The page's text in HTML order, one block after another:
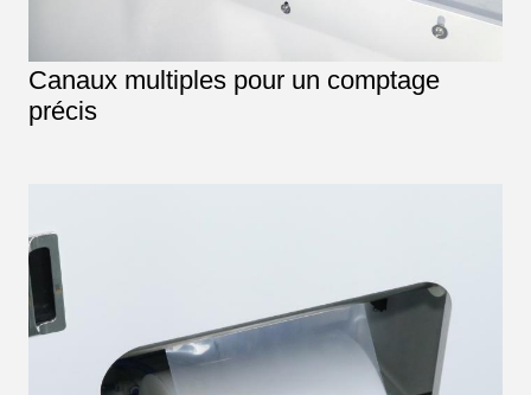
Canaux multiples pour un comptage
précis